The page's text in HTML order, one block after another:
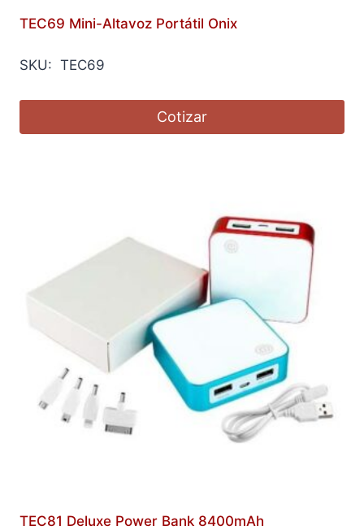
TEC69 Mini-Altavoz Portátil Onix
SKU: TEC69
Cotizar
TEC81 Deluxe Power Bank 8400mAh